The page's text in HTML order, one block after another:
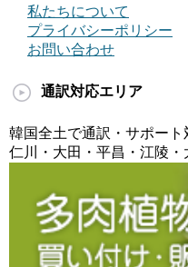
私たちについて
プライバシーポリシー
お問い合わせ
通訳対応エリア
韓国全土で通訳・サポート
仁川・大田・平昌・江陵